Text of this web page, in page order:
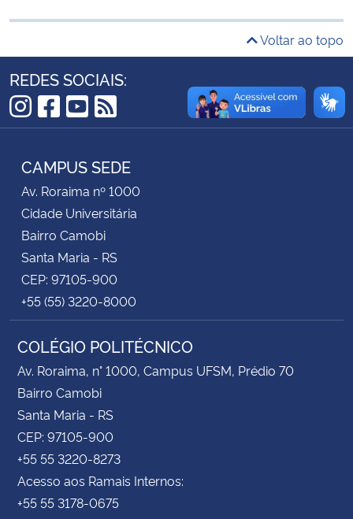
Ministério do Desenvolvimento Regional
Controladoria-Geral da União
Ministério da Mulher, da Família e dos Direitos Humanos
Secretaria de Governo
Gabinete de Segurança Institucional
Banco Central do Brasil
Planalto
Voltar ao topo
REDES SOCIAIS:
Instagram
Facebook
YouTube
RSS
CAMPUS SEDE
Av. Roraima nº 1000
Cidade Universitária
Bairro Camobi
Santa Maria - RS
CEP: 97105-900
+55 (55) 3220-8000
COLÉGIO POLITÉCNICO
Av. Roraima, n° 1000, Campus UFSM, Prédio 70
Bairro Camobi
Santa Maria - RS
CEP: 97105-900
+55 55 3220-8273
Acesso aos Ramais Internos:
+55 55 3178-0675